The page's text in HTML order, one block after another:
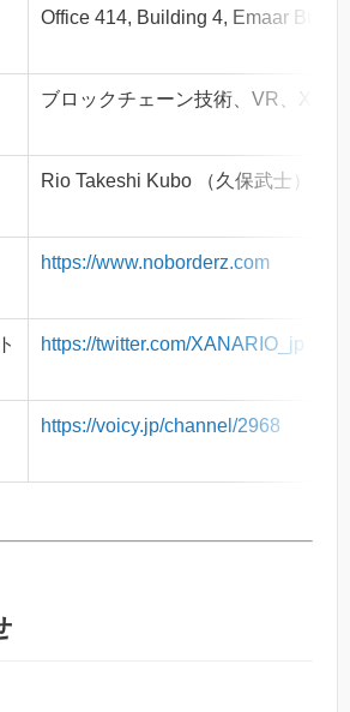
Office 414, Building 4, Emaar
ブロックチェーン技術、VR、XR
Rio Takeshi Kubo （久保武士）
https://www.noborderz.com
https://twitter.com/XANARIO_jp
https://voicy.jp/channel/2968